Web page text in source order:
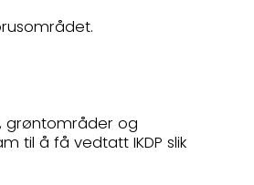
grøntområder og
til å få vedtatt IKDP slik